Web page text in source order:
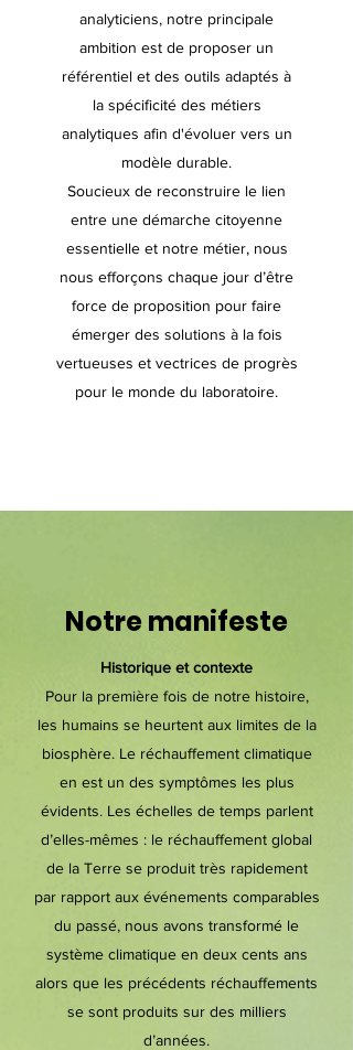
analyticiens, notre principale
ambition est de proposer un
référentiel et des outils adaptés à
la spécificité des métiers
analytiques afin d'évoluer vers un
modèle durable.
Soucieux de reconstruire le lien
entre une démarche citoyenne
essentielle et notre métier, nous
nous efforçons chaque jour d’être
force de proposition pour faire
émerger des solutions à la fois
vertueuses et vectrices de progrès
pour le monde du laboratoire.
Notre manifeste
Historique et contexte
Pour la première fois de notre histoire,
les humains se heurtent aux limites de la
biosphère. Le réchauffement climatique
en est un des symptômes les plus
évidents. Les échelles de temps parlent
d’elles-mêmes : le réchauffement global
de la Terre se produit très rapidement
par rapport aux événements comparables
du passé, nous avons transformé le
système climatique en deux cents ans
alors que les précédents réchauffements
se sont produits sur des milliers
d’années.